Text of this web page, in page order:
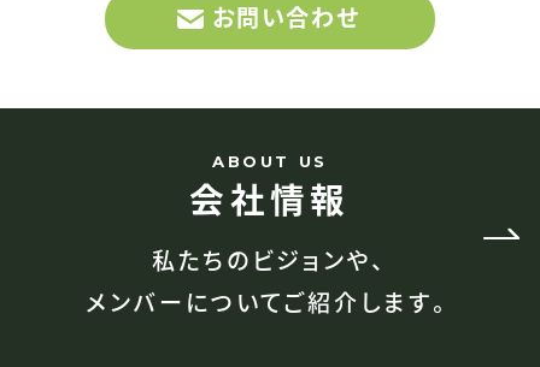
お問い合わせ
ABOUT US
会社情報
私たちのビジョンや、
メンバーについてご紹介します。